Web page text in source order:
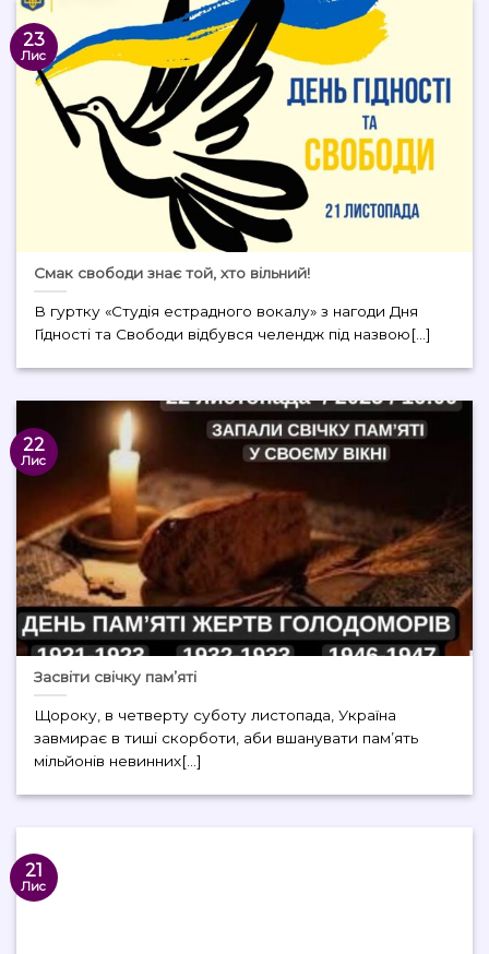
Смак свободи знає той, хто вільний!
В гуртку «Студія естрадного вокалу» з нагоди Дня
Гідності та Свободи відбувся челендж під назвою[...]
23
Лис
Засвіти свічку пам’яті
Щороку, в четверту суботу листопада, Україна
завмирає в тиші скорботи, аби вшанувати пам’ять
мільйонів невинних[...]
22
Лис
21
Лис